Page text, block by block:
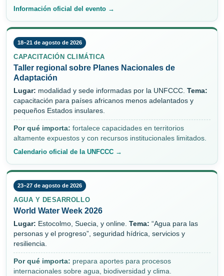
Información oficial del evento →
18–21 de agosto de 2026
CAPACITACIÓN CLIMÁTICA
Taller regional sobre Planes Nacionales de
Adaptación
Lugar: modalidad y sede informadas por la UNFCCC. Tema:
capacitación para países africanos menos adelantados y
pequeños Estados insulares.
Por qué importa: fortalece capacidades en territorios
altamente expuestos y con recursos institucionales limitados.
Calendario oficial de la UNFCCC →
23–27 de agosto de 2026
AGUA Y DESARROLLO
World Water Week 2026
Lugar: Estocolmo, Suecia, y online. Tema: “Agua para las
personas y el progreso”, seguridad hídrica, servicios y
resiliencia.
Por qué importa: prepara aportes para procesos
internacionales sobre agua, biodiversidad y clima.